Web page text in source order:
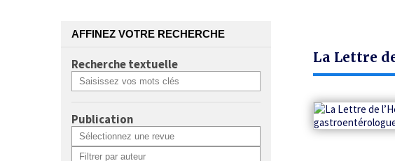
AFFINEZ VOTRE RECHERCHE
Recherche textuelle
Publication
La Lettre